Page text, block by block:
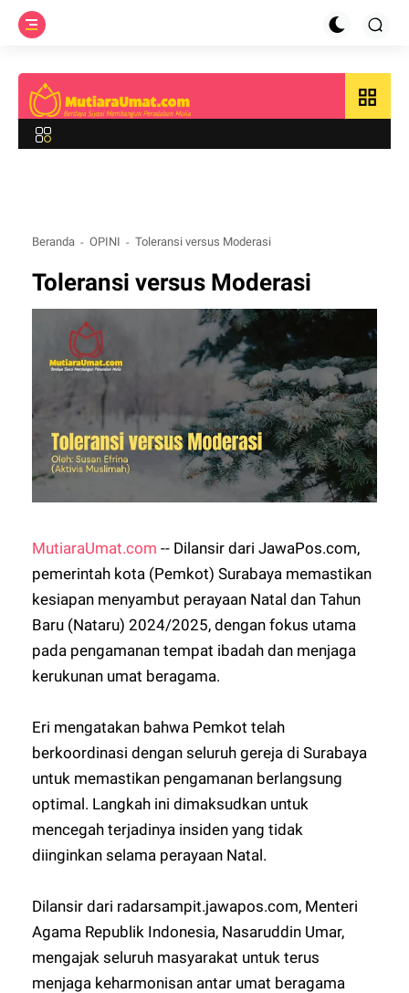
grid_view
Beranda OPINI Toleransi versus Moderasi
Toleransi versus Moderasi
MutiaraUmat.com -- Dilansir dari JawaPos.com,
pemerintah kota (Pemkot) Surabaya memastikan
kesiapan menyambut perayaan Natal dan Tahun
Baru (Nataru) 2024/2025, dengan fokus utama
pada pengamanan tempat ibadah dan menjaga
kerukunan umat beragama.
Eri mengatakan bahwa Pemkot telah
berkoordinasi dengan seluruh gereja di Surabaya
untuk memastikan pengamanan berlangsung
optimal. Langkah ini dimaksudkan untuk
mencegah terjadinya insiden yang tidak
diinginkan selama perayaan Natal.
Dilansir dari radarsampit.jawapos.com, Menteri
Agama Republik Indonesia, Nasaruddin Umar,
mengajak seluruh masyarakat untuk terus
menjaga keharmonisan antar umat beragama